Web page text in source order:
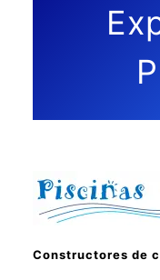
Constructores de